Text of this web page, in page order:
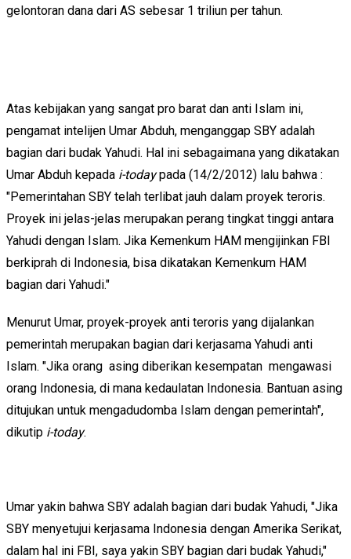
gelontoran dana dari AS sebesar 1 triliun per tahun.
Atas kebijakan yang sangat pro barat dan anti Islam ini,
pengamat intelijen Umar Abduh, menganggap SBY adalah
bagian dari budak Yahudi. Hal ini sebagaimana yang dikatakan
Umar Abduh kepada i-todaypada (14/2/2012) lalu bahwa :
"Pemerintahan SBY telah terlibat jauh dalam proyek teroris.
Proyek ini jelas-jelas merupakan perang tingkat tinggi antara
Yahudi dengan Islam. Jika Kemenkum HAM mengijinkan FBI
berkiprah di Indonesia, bisa dikatakan Kemenkum HAM
bagian dari Yahudi."
Menurut Umar, proyek-proyek anti teroris yang dijalankan
pemerintah merupakan bagian dari kerjasama Yahudi anti
Islam. "Jika orang asing diberikan kesempatan mengawasi
orang Indonesia, di mana kedaulatan Indonesia. Bantuan asing
ditujukan untuk mengadudomba Islam dengan pemerintah",
dikutip i-today.
Umar yakin bahwa SBY adalah bagian dari budak Yahudi, "Jika
SBY menyetujui kerjasama Indonesia dengan Amerika Serikat,
dalam hal ini FBI, saya yakin SBY bagian dari budak Yahudi,"